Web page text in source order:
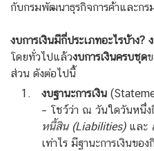
กับกรมพัฒนาธุรกิจการค้าและกร
งบการเงินมีกี่ประเภทอะไรบ้าง?
โดยทั่วไปแล้วงบการเงินครบชุด
ส่วน ดังต่อไปนี้
งบฐานะการเงิน
– โชว์ว่า ณ วันใดวันหนึ่ง
หนี้สิน (Liabilities)และ
เท่าไร มีฐานะการเงินขอ